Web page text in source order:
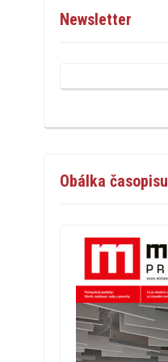
Newsletter
Obálka časopisu